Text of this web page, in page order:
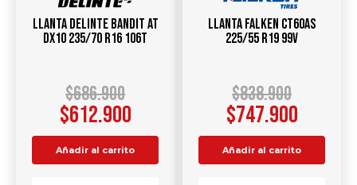
Llanta DELINTE Bandit AT
DX10 235/70 R16 106T
$686.900
$612.900
Añadir al carrito
Llanta FALKEN CT60AS
225/55 R19 99V
$838.900
$747.900
Añadir al carrito